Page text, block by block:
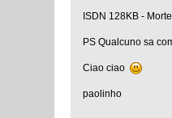
ISDN 128KB -
PS Qualcuno sa
Ciao ciao
paolinho